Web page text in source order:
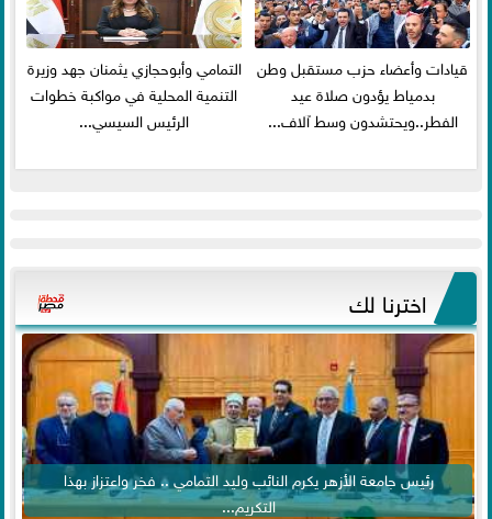
قيادات وأعضاء حزب مستقبل وطن
بدمياط يؤدون صلاة عيد
الفطر..ويحتشدون وسط آلاف...
التمامي وأبوحجازي يثمنان جهد وزيرة
التنمية المحلية في مواكبة خطوات
الرئيس السيسي...
اخترنا لك
رئيس جامعة الأزهر يكرم النائب وليد التمامي .. فخر واعتزاز بهذا
التكريم...